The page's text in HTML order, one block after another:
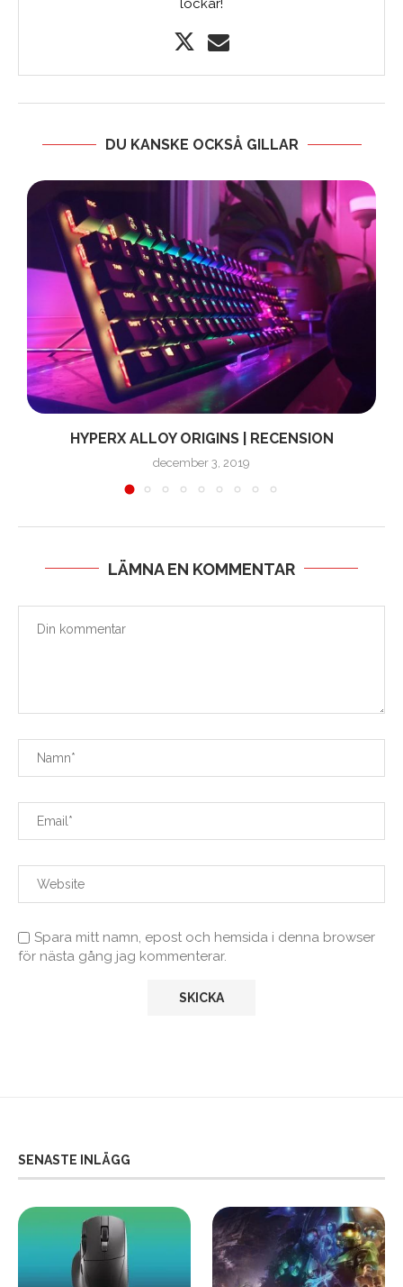
lockar!
DU KANSKE OCKSÅ GILLAR
HYPERX ALLOY ORIGINS | RECENSION
december 3, 2019
LÄMNA EN KOMMENTAR
Spara mitt namn, epost och hemsida i denna browser
för nästa gång jag kommenterar.
SENASTE INLÄGG